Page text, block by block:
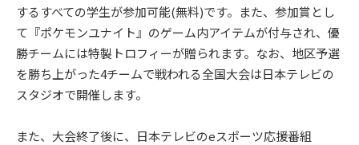
するすべての学生が参加可能(無料)です。また、参加賞とし
て『ポケモンユナイト』のゲーム内アイテムが付与され、優
勝チームには特製トロフィーが贈られます。なお、地区予選
を勝ち上がった4チームで戦われる全国大会は日本テレビの
スタジオで開催します。
また、大会終了後に、日本テレビのeスポーツ応援番組